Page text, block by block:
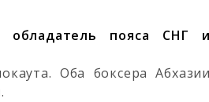
пояса СНГ
Оба боксера